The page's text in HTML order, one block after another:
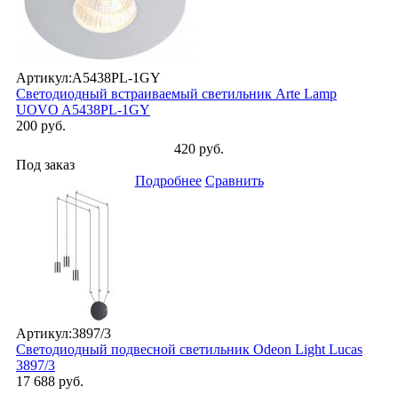
Артикул:A5438PL-1GY
Светодиодный встраиваемый светильник Arte Lamp
UOVO A5438PL-1GY
200 руб.
420 руб.
Под заказ
Подробнее Сравнить
Артикул:3897/3
Светодиодный подвесной светильник Odeon Light Lucas
3897/3
17 688 руб.